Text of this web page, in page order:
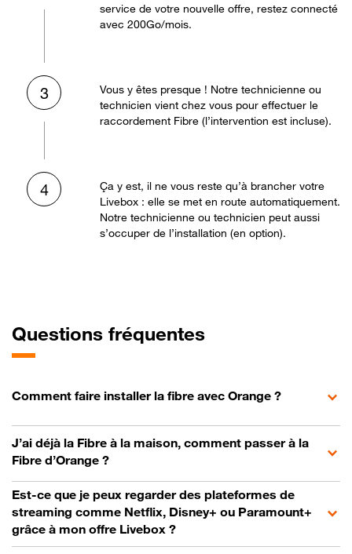
service de votre nouvelle offre, restez connecté
avec 200Go/mois.
3
Vous y êtes presque ! Notre technicienne ou
technicien vient chez vous pour effectuer le
raccordement Fibre (l’intervention est incluse).
4
Ça y est, il ne vous reste qu’à brancher votre
Livebox : elle se met en route automatiquement.
Notre technicienne ou technicien peut aussi
s’occuper de l’installation (en option).
Questions fréquentes
Comment faire installer la fibre avec Orange ?
J’ai déjà la Fibre à la maison, comment passer à la
Fibre d’Orange ?
Est-ce que je peux regarder des plateformes de
streaming comme Netflix, Disney+ ou Paramount+
grâce à mon offre Livebox ?